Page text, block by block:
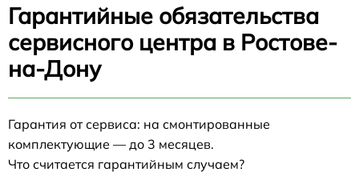
Гарантийные обязательства
сервисного центра в Ростове-
на-Дону
Гарантия от сервиса: на смонтированные
комплектующие — до 3 месяцев.
Что считается гарантийным случаем?